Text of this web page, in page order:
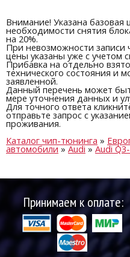
Внимание! Указана базовая
необходимости снятия
на 20%.
При невозможности записи
цены указаны уже с учетом
Прибавка на отдельно
технического состояния и
заявленной.
Данный перечень может
мере уточнения данных и
Для точного ответа
отправьте запрос с
проживания.
Каталог чип-тюнинга »
автомобили»Audi»Audi
Принимаем к оплате: